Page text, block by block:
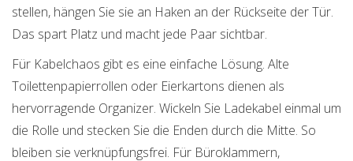
stellen, hängen Sie sie an Haken an der Rückseite der Tür.
Das spart Platz und macht jede Paar sichtbar.
Für Kabelchaos gibt es eine einfache Lösung. Alte
Toilettenpapierrollen oder Eierkartons dienen als
hervorragende Organizer. Wickeln Sie Ladekabel einmal um
die Rolle und stecken Sie die Enden durch die Mitte. So
bleiben sie verknüpfungsfrei. Für Büroklammern,